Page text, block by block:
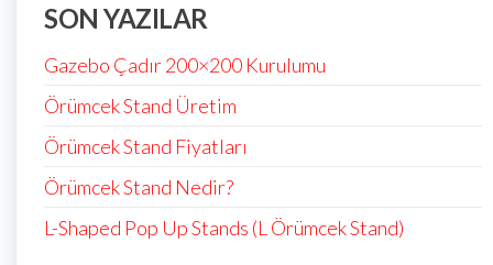
SON YAZILAR
Gazebo Çadır 200×200 Kurulumu
Örümcek Stand Üretim
Örümcek Stand Fiyatları
Örümcek Stand Nedir?
L-Shaped Pop Up Stands (L Örümcek Stand)